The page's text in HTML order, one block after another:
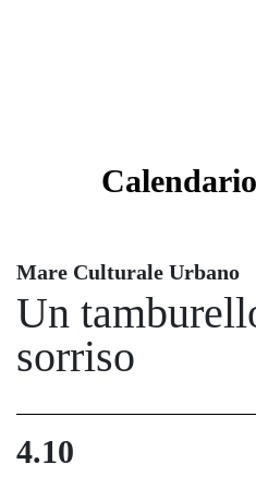
Calendario
Mare Culturale Urbano
Un
sorriso
4.10